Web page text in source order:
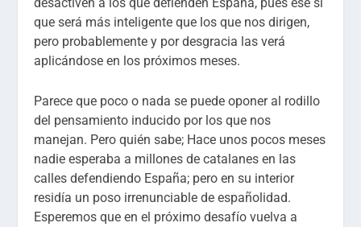
que será más inteligente que los que nos dirigen,
pero probablemente y por desgracia las verá
aplicándose en los próximos meses.
Parece que poco o nada se puede oponer al rodillo
del pensamiento inducido por los que nos
manejan. Pero quién sabe; Hace unos pocos meses
nadie esperaba a millones de catalanes en las
calles defendiendo España; pero en su interior
residía un poso irrenunciable de españolidad.
Esperemos que en el próximo desafío vuelva a